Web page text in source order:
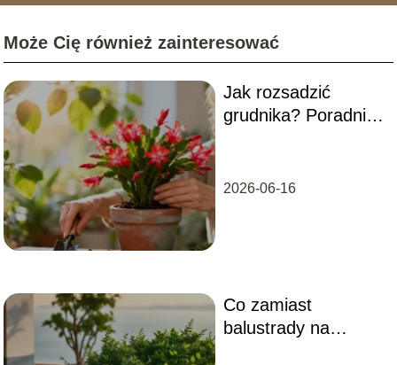
Może Cię również zainteresować
Jak rozsadzić
grudnika? Poradnik
2026-06-16
Co zamiast
balustrady na